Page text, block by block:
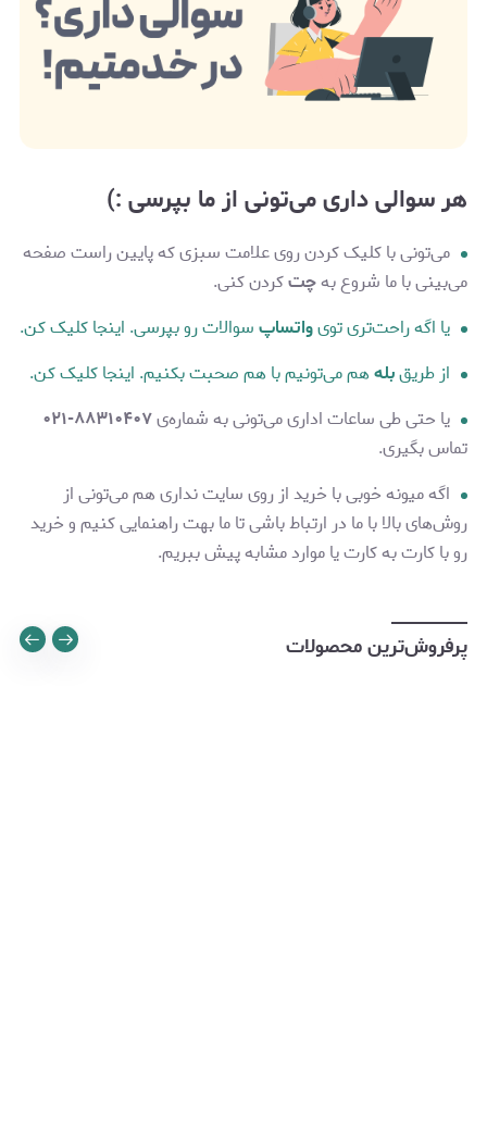
هر سوالی داری می‌تونی از ما بپرسی :)
می‌تونی با کلیک کردن روی علامت سبزی که پایین راست صفحه
می‌بینی با ما شروع بهچتکردن کنی.
یا اگه راحت‌تری تویواتساپسوالات رو بپرسی. اینجا کلیک کن.
از طریقبلههم می‌تونیم با هم صحبت بکنیم. اینجا کلیک کن.
یا حتی طی ساعات اداری می‌تونی به شماره‌ی۸۸۳۱۰۴۰۷-۰۲۱
تماس بگیری.
اگه میونه خوبی با خرید از روی سایت نداری هم می‌تونی از
روش‌های بالا با ما در ارتباط باشی تا ما بهت راهنمایی کنیم و خرید
رو با کارت به کارت یا موارد مشابه پیش ببریم.
پرفروش‌ترین محصولات